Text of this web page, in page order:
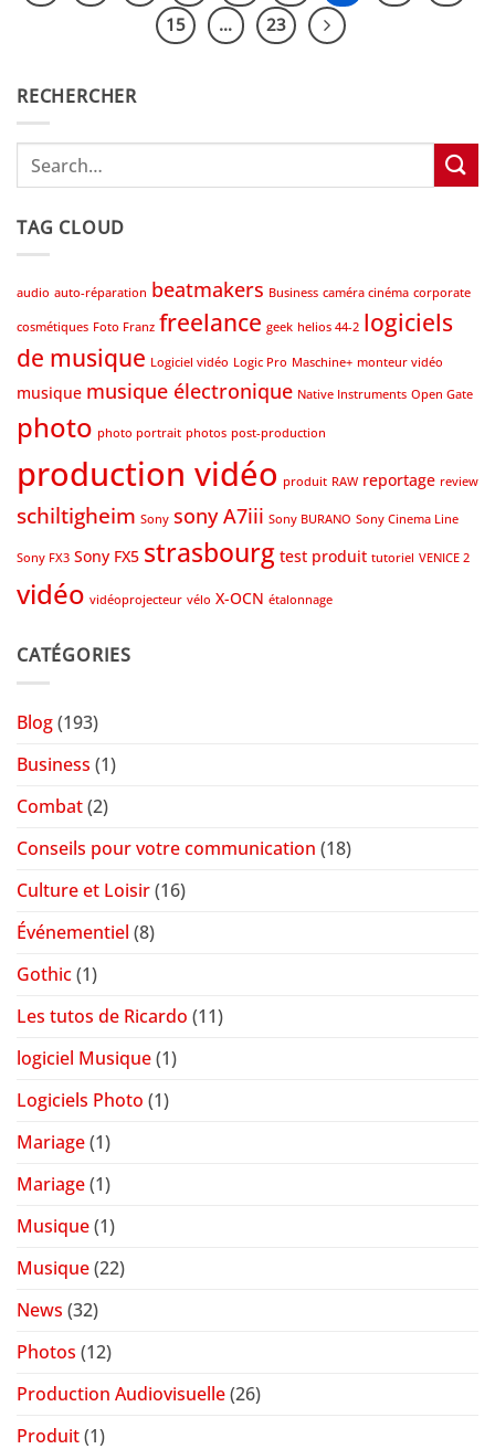
15
… 23
RECHERCHER
TAG CLOUD
audio auto-réparation beatmakers Business caméra cinéma corporate
cosmétiques Foto Franz freelance geek helios 44-2 logiciels
de musique Logiciel vidéo Logic Pro Maschine+ monteur vidéo
musique musique électronique Native Instruments Open Gate
photo photo portrait photos post-production
production vidéo produit RAW reportage review
schiltigheim Sony sony A7iii Sony BURANO Sony Cinema Line
Sony FX3 Sony FX5 strasbourg test produit tutoriel VENICE 2
vidéo vidéoprojecteur vélo X-OCN étalonnage
CATÉGORIES
Blog(193)
Business (1)
Combat(2)
Conseils pour votre communication (18)
Culture et Loisir(16)
Événementiel (8)
Gothic(1)
Les tutos de Ricardo (11)
logiciel Musique(1)
Logiciels Photo (1)
Mariage(1)
Mariage(1)
Musique(1)
Musique(22)
News (32)
Photos (12)
Production Audiovisuelle(26)
Produit(1)